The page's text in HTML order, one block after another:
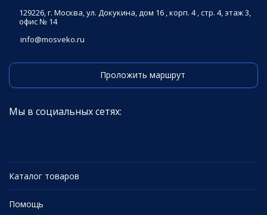
129226, г. Москва, ул. Докукина, дом 16 , корп. 4 , стр. 4, этаж 3,
офис № 14
info@mosveko.ru
Проложить маршрут
Мы в социальных сетях:
Каталог товаров
Помощь